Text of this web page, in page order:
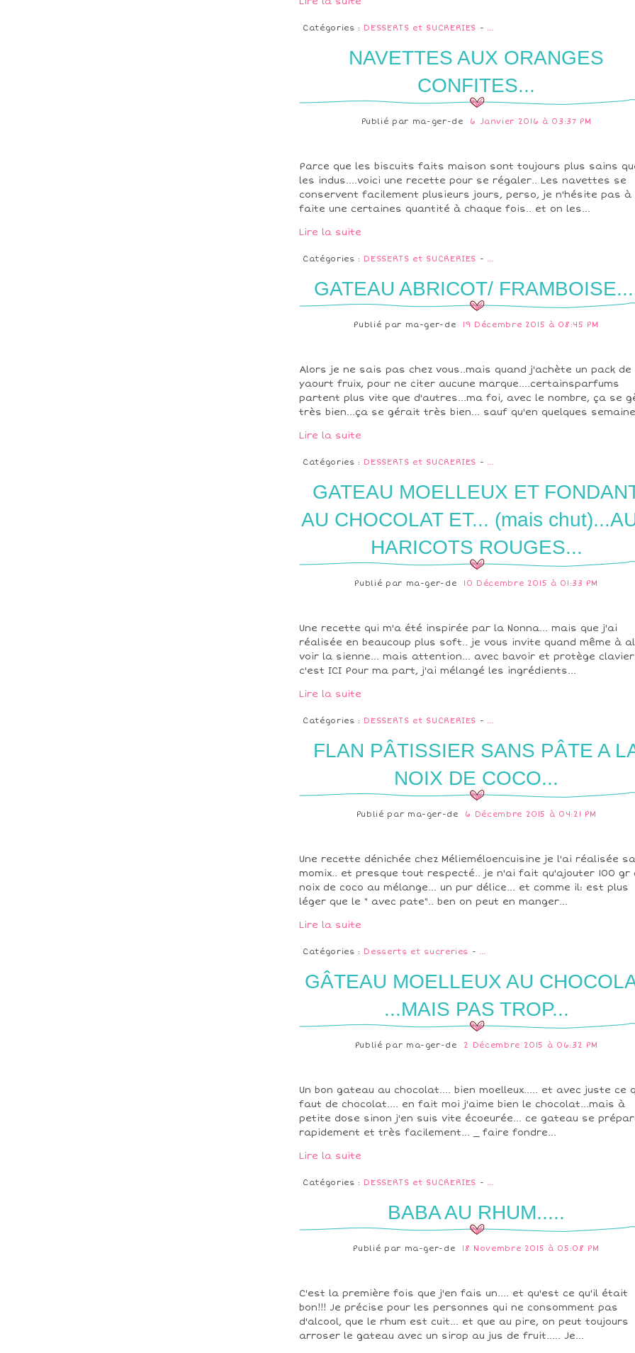
Catégories : DESSERTS et SUCRERIES - …
NAVETTES AUX ORANGES
CONFITES...
Publié par ma-ger-de 6 Janvier 2016 à 03:37 PM
Parce que les biscuits faits maison sont toujours plus sains
les indus....voici une recette pour se régaler.. Les navettes se
conservent facilement plusieurs jours, perso, je n'hésite pas à
faite une certaines quantité à chaque fois.. et on les...
Lire la suite
Catégories : DESSERTS et SUCRERIES - …
GATEAU ABRICOT/
Publié par ma-ger-de 19 Décembre 2015 à 08:45 PM
Alors je ne sais pas chez vous..mais quand j'achète un pack de
yaourt fruix, pour ne citer aucune marque....certainsparfums
partent plus vite que d'autres...ma foi, avec le nombre, ça se
très bien...ça se gérait très bien... sauf qu'en quelques
Lire la suite
Catégories : DESSERTS et SUCRERIES - …
GATEAU MOELLEUX ET
AU CHOCOLAT ET... (mais
HARICOTS ROUGES...
Publié par ma-ger-de 10 Décembre 2015 à 01:33 PM
Une recette qui m'a été inspirée par la Nonna... mais que j'ai
réalisée en beaucoup plus soft.. je vous invite quand même à
voir la sienne... mais attention... avec bavoir et protège
c'est ICI Pour ma part, j'ai mélangé les ingrédients...
Lire la suite
Catégories : DESSERTS et SUCRERIES - …
FLAN PÂTISSIER SANS PÂTE A
NOIX DE COCO...
Publié par ma-ger-de 6 Décembre 2015 à 04:21 PM
Une recette dénichée chez Mélieméloencuisine je l'ai réalisée
momix.. et presque tout respecté.. je n'ai fait qu'ajouter 100 gr
noix de coco au mélange... un pur délice... et comme il: est plus
léger que le " avec pate".. ben on peut en manger...
Lire la suite
Catégories : Desserts et sucreries - …
GÂTEAU MOELLEUX AU
...MAIS PAS TROP...
Publié par ma-ger-de 2 Décembre 2015 à 06:32 PM
Un bon gateau au chocolat.... bien moelleux..... et avec juste ce
faut de chocolat.... en fait moi j'aime bien le chocolat...mais à
petite dose sinon j'en suis vite écoeurée... ce gateau se
rapidement et très facilement... _ faire fondre...
Lire la suite
Catégories : DESSERTS et SUCRERIES - …
BABA AU RHUM.....
Publié par ma-ger-de 18 Novembre 2015 à 05:08 PM
C'est la première fois que j'en fais un.... et qu'est ce qu'il était
bon!!! Je précise pour les personnes qui ne consomment pas
d'alcool, que le rhum est cuit... et que au pire, on peut toujours
arroser le gateau avec un sirop au jus de fruit..... Je...